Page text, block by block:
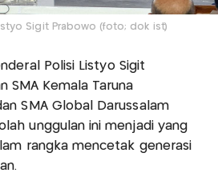
Sigit Prabowo (foto; dok ist)
Polisi Listyo Sigit
SMA Kemala Taruna
SMA Global Darussalam
unggulan ini menjadi yang
rangka mencetak generasi